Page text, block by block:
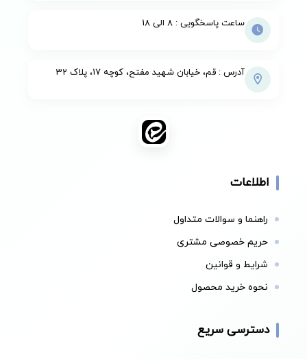
ساعت پاسخگویی : 8 الی 18
آدرس : قم، خیابان شهید مفتح، کوچه 17، پلاک 32
اطلاعات
راهنما و سوالات متداول
حریم خصوصی مشتری
شرایط و قوانین
نحوه خرید محصول
دسترسی سریع